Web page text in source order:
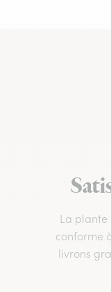
La plante
conforme
livrons